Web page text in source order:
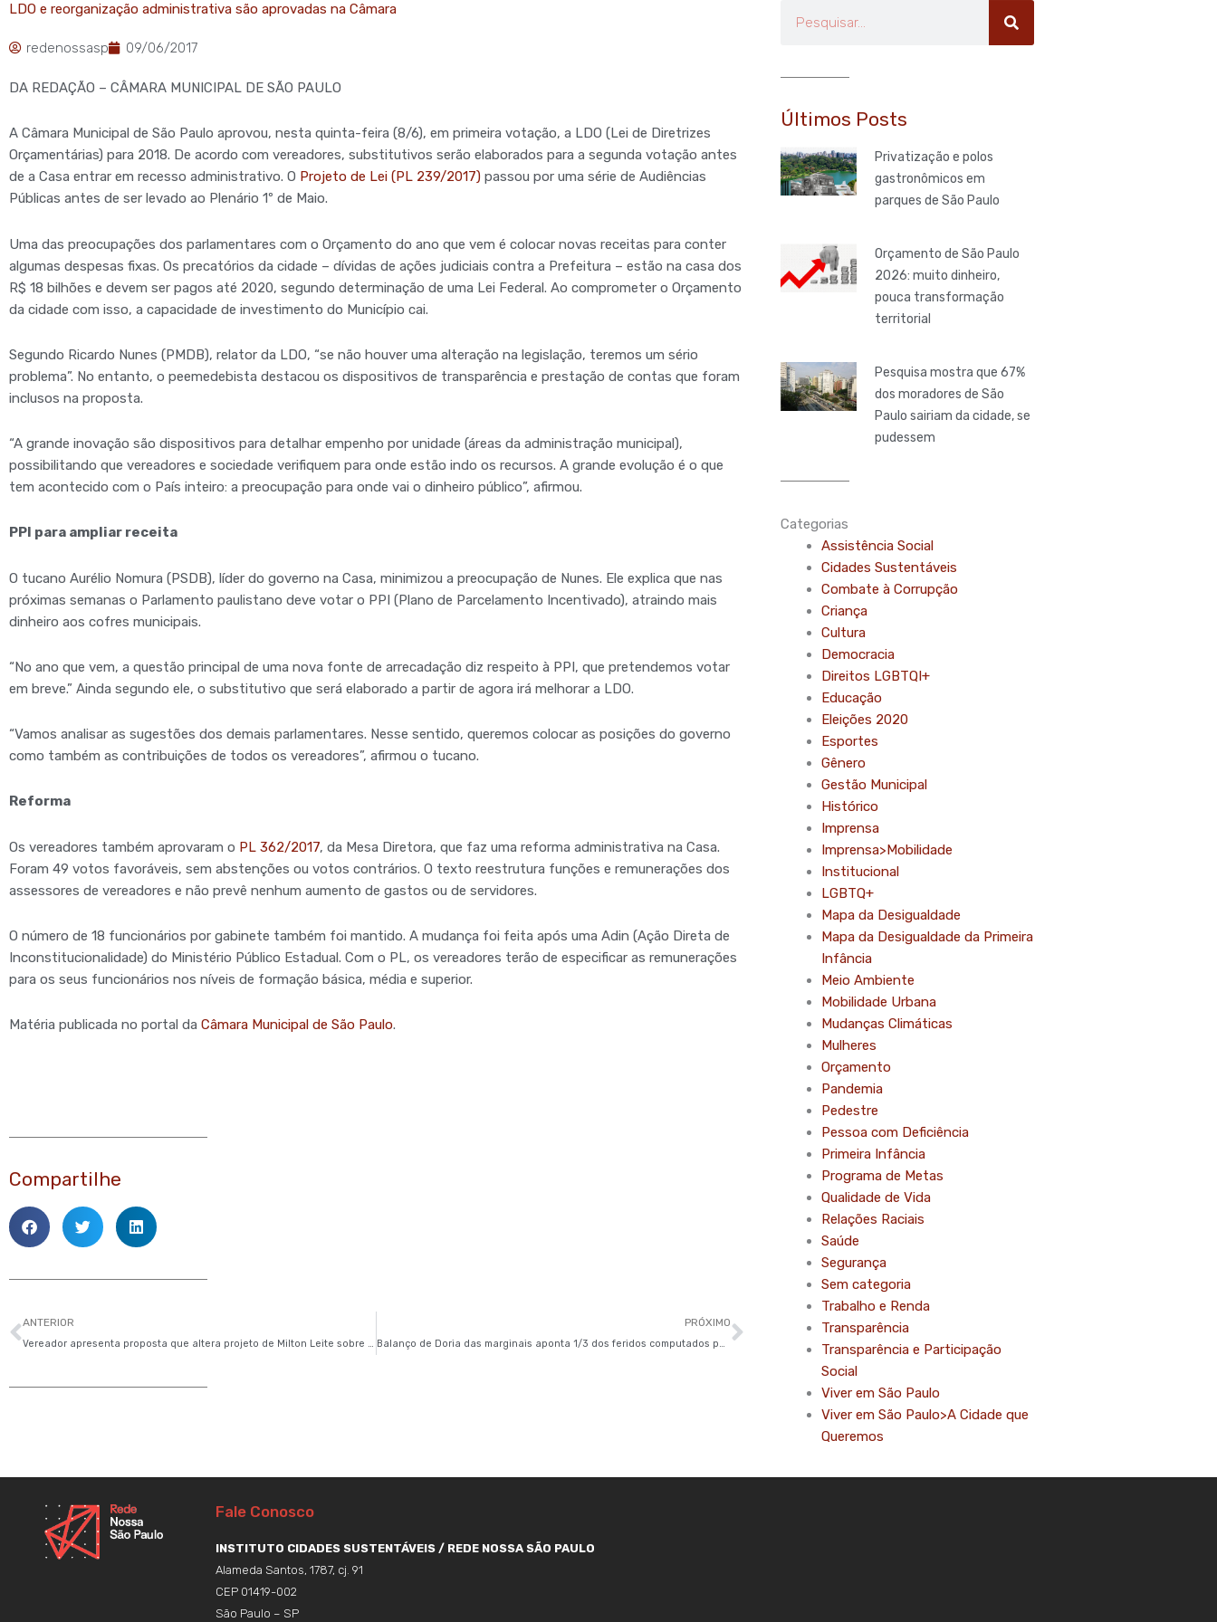
LDO e reorganização administrativa são aprovadas na Câmara
redenossasp 09/06/2017
DA REDAÇÃO – CÂMARA MUNICIPAL DE SÃO PAULO
A Câmara Municipal de São Paulo aprovou, nesta quinta-feira (8/6), em primeira votação, a LDO (Lei de Diretrizes
Orçamentárias) para 2018. De acordo com vereadores, substitutivos serão elaborados para a segunda votação antes
de a Casa entrar em recesso administrativo. O Projeto de Lei (PL 239/2017) passou por uma série de Audiências
Públicas antes de ser levado ao Plenário 1º de Maio.
Uma das preocupações dos parlamentares com o Orçamento do ano que vem é colocar novas receitas para conter
algumas despesas fixas. Os precatórios da cidade – dívidas de ações judiciais contra a Prefeitura – estão na casa dos
R$ 18 bilhões e devem ser pagos até 2020, segundo determinação de uma Lei Federal. Ao comprometer o Orçamento
da cidade com isso, a capacidade de investimento do Município cai.
Segundo Ricardo Nunes (PMDB), relator da LDO, “se não houver uma alteração na legislação, teremos um sério
problema”. No entanto, o peemedebista destacou os dispositivos de transparência e prestação de contas que foram
inclusos na proposta.
“A grande inovação são dispositivos para detalhar empenho por unidade (áreas da administração municipal),
possibilitando que vereadores e sociedade verifiquem para onde estão indo os recursos. A grande evolução é o que
tem acontecido com o País inteiro: a preocupação para onde vai o dinheiro público”, afirmou.
PPI para ampliar receita
O tucano Aurélio Nomura (PSDB), líder do governo na Casa, minimizou a preocupação de Nunes. Ele explica que nas
próximas semanas o Parlamento paulistano deve votar o PPI (Plano de Parcelamento Incentivado), atraindo mais
dinheiro aos cofres municipais.
“No ano que vem, a questão principal de uma nova fonte de arrecadação diz respeito à PPI, que pretendemos votar
em breve.” Ainda segundo ele, o substitutivo que será elaborado a partir de agora irá melhorar a LDO.
“Vamos analisar as sugestões dos demais parlamentares. Nesse sentido, queremos colocar as posições do governo
como também as contribuições de todos os vereadores”, afirmou o tucano.
Reforma
Os vereadores também aprovaram o PL 362/2017, da Mesa Diretora, que faz uma reforma administrativa na Casa.
Foram 49 votos favoráveis, sem abstenções ou votos contrários. O texto reestrutura funções e remunerações dos
assessores de vereadores e não prevê nenhum aumento de gastos ou de servidores.
O número de 18 funcionários por gabinete também foi mantido. A mudança foi feita após uma Adin (Ação Direta de
Inconstitucionalidade) do Ministério Público Estadual. Com o PL, os vereadores terão de especificar as remunerações
para os seus funcionários nos níveis de formação básica, média e superior.
Matéria publicada no portal da Câmara Municipal de São Paulo.
Compartilhe
Anterior
ANTERIOR PRÓXIMOPróximo
Últimos Posts
Privatização e polos
gastronômicos em
parques de São Paulo
Orçamento de São Paulo
2026: muito dinheiro,
pouca transformação
territorial
Pesquisa mostra que 67%
dos moradores de São
Paulo sairiam da cidade, se
pudessem
Categorias
Assistência Social
Cidades Sustentáveis
Combate à Corrupção
Criança
Cultura
Democracia
Direitos LGBTQI+
Educação
Eleições 2020
Esportes
Gênero
Gestão Municipal
Histórico
Imprensa
Imprensa>Mobilidade
Institucional
LGBTQ+
Mapa da Desigualdade
Mapa da Desigualdade da Primeira
Infância
Meio Ambiente
Mobilidade Urbana
Mudanças Climáticas
Mulheres
Orçamento
Pandemia
Pedestre
Pessoa com Deficiência
Primeira Infância
Programa de Metas
Qualidade de Vida
Relações Raciais
Saúde
Segurança
Sem categoria
Trabalho e Renda
Transparência
Transparência e Participação
Social
Viver em São Paulo
Viver em São Paulo>A Cidade que
Queremos
Fale Conosco
INSTITUTO CIDADES SUSTENTÁVEIS / REDE NOSSA SÃO PAULO
Alameda Santos, 1787, cj. 91
CEP 01419-002
São Paulo – SP